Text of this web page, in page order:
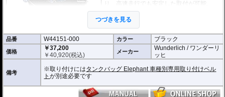
り、高速走行でも安定した取付が可能。
ベルトへの取付はバックルを使用し、素早
く容易に行えます。
防水性、耐久性の高い素材を使用し、防水
ブルリッドとすることで、大切な荷物の水濡れをソフトバッグとして最大限防
ぎます(完全防水を保証するものではありません)。
容量も多くのシーンで充分な約12リットルを確保。
米軍規格のMolleシステムを採用。様々なオプションが設置可能です。
D x W x H(cm) : 約 31.5 x 25 x 17.5
オプション
タンクバッグElephantに搭載可能な追加バッグなど様々なオプションをご用意
つづきを見る
品番 W44151-000 カラー ブラック
価格
￥37,200
￥40,920(税込) メーカー
Wunderlich / ワンダーリ
ッヒ
備考 ※取り付けにはタンクバッグ Elephant 車種別専用取り付けベル
トが別途必要です